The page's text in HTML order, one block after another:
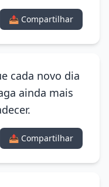
📤 Compartilhar
cada novo dia
ainda mais
📤 Compartilhar